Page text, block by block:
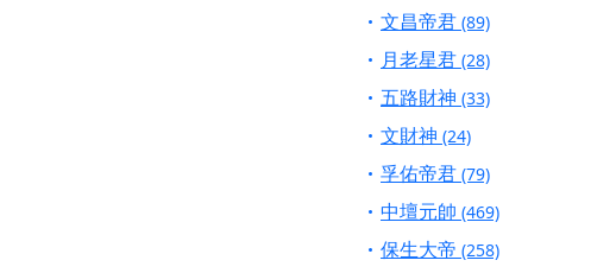
文昌帝君 (89)
月老星君 (28)
五路財神 (33)
文財神 (24)
孚佑帝君 (79)
中壇元帥 (469)
保生大帝 (258)